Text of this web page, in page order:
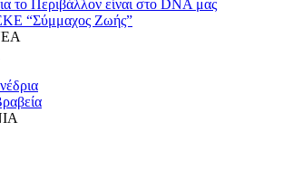
το Περιβάλλον είναι στο DNA μας
“Σύμμαχος Ζωής”